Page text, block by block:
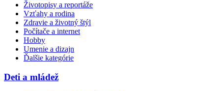
Životopisy a reportáže
Vzťahy a rodina
Zdravie a životný štýl
Počítače a internet
Hobby
Umenie a dizajn
Ďalšie kategórie
Deti a mládež